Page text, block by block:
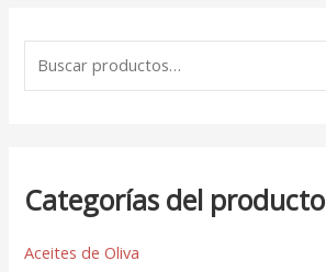
Categorías del producto
Aceites de Oliva